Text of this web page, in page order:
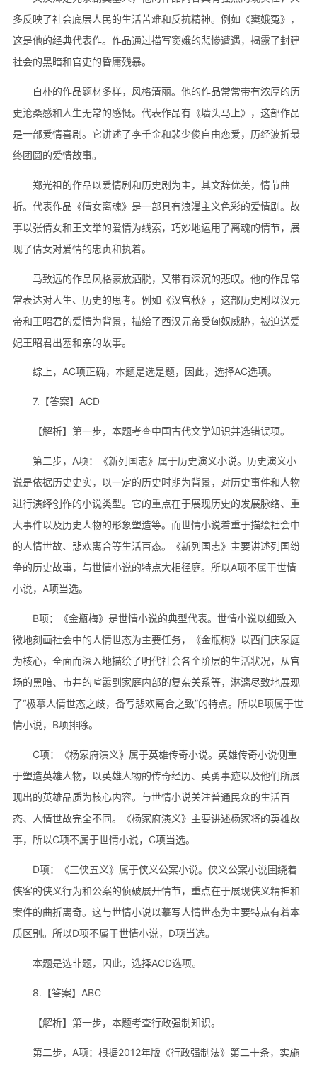
多反映了社会底层人民的生活苦难和反抗精神。例如《窦娥冤》，
这是他的经典代表作。作品通过描写窦娥的悲惨遭遇，揭露了封建
社会的黑暗和官吏的昏庸残暴。
白朴的作品题材多样，风格清丽。他的作品常常带有浓厚的历
史沧桑感和人生无常的感慨。代表作品有《墙头马上》，这部作品
是一部爱情喜剧。它讲述了李千金和裴少俊自由恋爱，历经波折最
终团圆的爱情故事。
郑光祖的作品以爱情剧和历史剧为主，其文辞优美，情节曲
折。代表作品《倩女离魂》是一部具有浪漫主义色彩的爱情剧。故
事以张倩女和王文举的爱情为线索，巧妙地运用了离魂的情节，展
现了倩女对爱情的忠贞和执着。
马致远的作品风格豪放洒脱，又带有深沉的悲叹。他的作品常
常表达对人生、历史的思考。例如《汉宫秋》，这部历史剧以汉元
帝和王昭君的爱情为背景，描绘了西汉元帝受匈奴威胁，被迫送爱
妃王昭君出塞和亲的故事。
综上，AC项正确，本题是选是题，因此，选择AC选项。
7.【答案】ACD
【解析】第一步，本题考查中国古代文学知识并选错误项。
第二步，A项：《新列国志》属于历史演义小说。历史演义小
说是依据历史史实，以一定的历史时期为背景，对历史事件和人物
进行演绎创作的小说类型。它的重点在于展现历史的发展脉络、重
大事件以及历史人物的形象塑造等。而世情小说着重于描绘社会中
的人情世故、悲欢离合等生活百态。《新列国志》主要讲述列国纷
争的历史故事，与世情小说的特点大相径庭。所以A项不属于世情
小说，A项当选。
B项：《金瓶梅》是世情小说的典型代表。世情小说以细致入
微地刻画社会中的人情世态为主要任务，《金瓶梅》以西门庆家庭
为核心，全面而深入地描绘了明代社会各个阶层的生活状况，从官
场的黑暗、市井的喧嚣到家庭内部的复杂关系等，淋漓尽致地展现
了“极摹人情世态之歧，备写悲欢离合之致”的特点。所以B项属于世
情小说，B项排除。
C项：《杨家府演义》属于英雄传奇小说。英雄传奇小说侧重
于塑造英雄人物，以英雄人物的传奇经历、英勇事迹以及他们所展
现出的英雄品质为核心内容。与世情小说关注普通民众的生活百
态、人情世故完全不同。《杨家府演义》主要讲述杨家将的英雄故
事，所以C项不属于世情小说，C项当选。
D项：《三侠五义》属于侠义公案小说。侠义公案小说围绕着
侠客的侠义行为和公案的侦破展开情节，重点在于展现侠义精神和
案件的曲折离奇。这与世情小说以摹写人情世态为主要特点有着本
质区别。所以D项不属于世情小说，D项当选。
本题是选非题，因此，选择ACD选项。
8.【答案】ABC
【解析】第一步，本题考查行政强制知识。
第二步，A项：根据2012年版《行政强制法》第二十条，实施